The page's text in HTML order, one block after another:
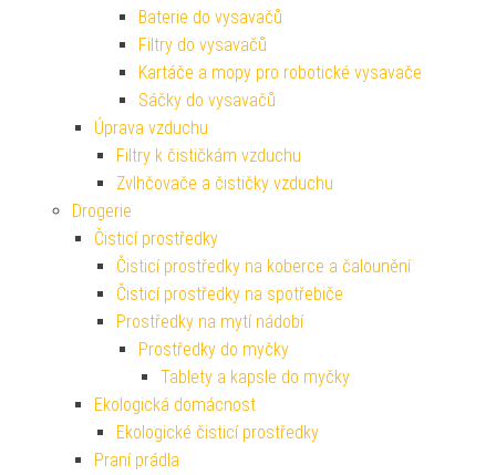
Baterie do vysavačů
Filtry do vysavačů
Kartáče a mopy pro robotické vysavače
Sáčky do vysavačů
Úprava vzduchu
Filtry k čističkám vzduchu
Zvlhčovače a čističky vzduchu
Drogerie
Čisticí prostředky
Čisticí prostředky na koberce a čalounění
Čisticí prostředky na spotřebiče
Prostředky na mytí nádobí
Prostředky do myčky
Tablety a kapsle do myčky
Ekologická domácnost
Ekologické čisticí prostředky
Praní prádla